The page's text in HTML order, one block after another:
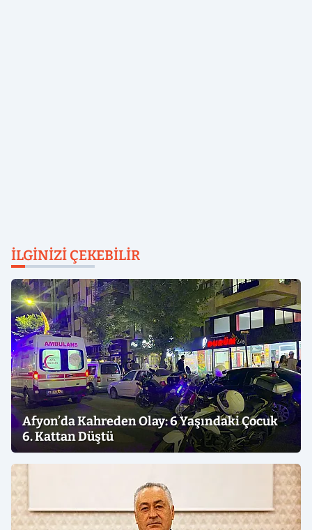
İLGINIZI ÇEKEBILIR
Afyon’da Kahreden Olay: 6 Yaşındaki Çocuk
6. Kattan Düştü